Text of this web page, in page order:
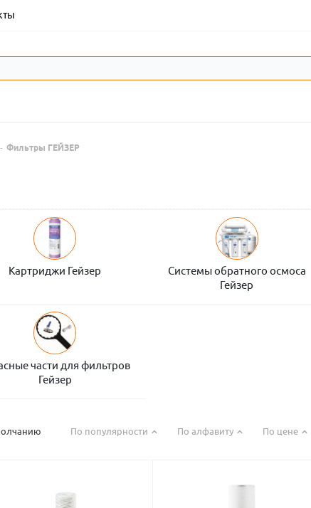
- Фильтры ГЕЙЗЕР
Картриджи Гейзер
Системы обратного осмоса
Гейзер
части для фильтров
Гейзер
По популярности По алфавиту По цене